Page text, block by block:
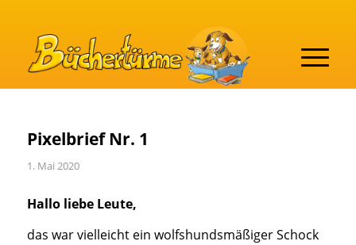
Pixelbrief Nr. 1
1. Mai 2020
Hallo liebe Leute,
das war vielleicht ein wolfshundsmäßiger Schock